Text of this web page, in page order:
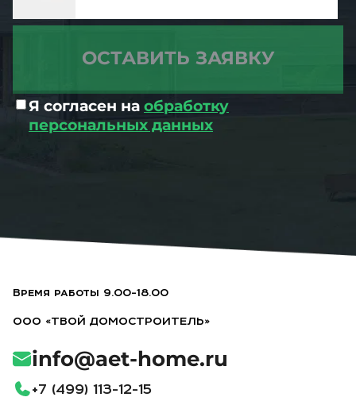
Я согласен на обработку
персональных данных
Время работы 9.00-18.00
ООО «ТВОЙ ДОМОСТРОИТЕЛЬ»
info@aet-home.ru
+7 (499) 113-12-15